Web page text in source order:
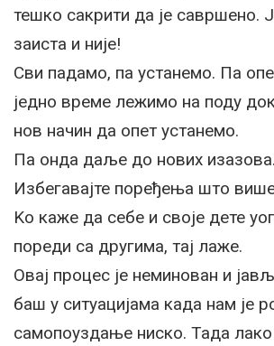
тешко сакрити да је савршено.
заиста и није!
Сви падамо, па устанемо. Па
једно време лежимо на поду
нов начин да опет устанемо.
Па онда даље до нових изазова.
Избегавајте поређења што
Kо каже да себе и своје дете
пореди са другима, тај лаже.
Овај процес је неминован и
баш у ситуацијама када нам је
самопоуздање ниско. Тада